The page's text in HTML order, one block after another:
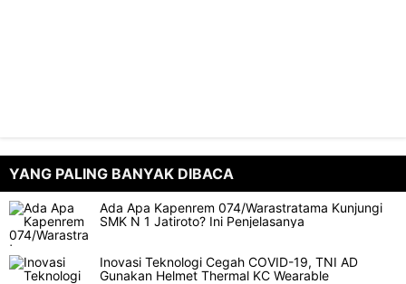
YANG PALING BANYAK DIBACA
Ada Apa Kapenrem 074/Warastratama Kunjungi
SMK N 1 Jatiroto? Ini Penjelasanya
Inovasi Teknologi Cegah COVID-19, TNI AD
Gunakan Helmet Thermal KC Wearable